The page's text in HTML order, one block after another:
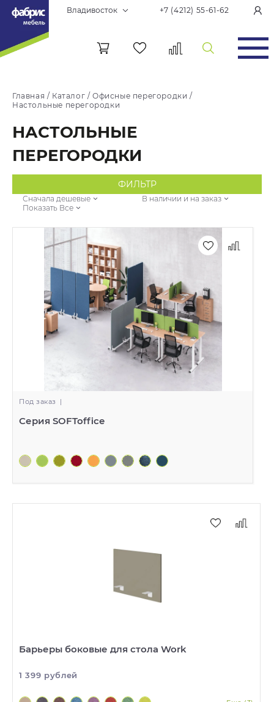
Владивосток +7 (4212) 55-61-62
Главная / Каталог /Офисные перегородки /
Настольные перегородки
НАСТОЛЬНЫЕ
ПЕРЕГОРОДКИ
ФИЛЬТР
Сначала дешевые
В наличии и на заказ
Показать Все
Под заказ |
Серия SOFToffice
Барьеры боковые для стола Work
1 399 рублей